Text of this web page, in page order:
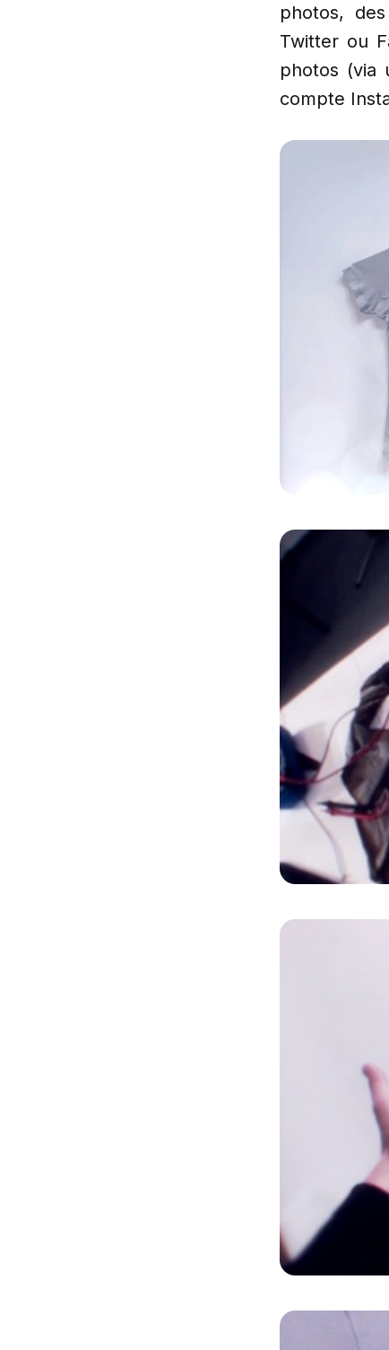
photos,
Twitter ou
photos (via
compte